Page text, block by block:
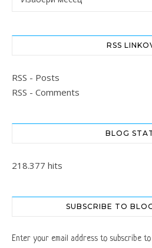
RSS
RSS - Posts
RSS - Comments
BLOG
218.377 hits
SUBSCRIBE TO
Enter your email address to subscribe